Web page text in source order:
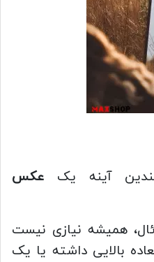
آینه یک عکس
همیشه نیازی نیست
بالایی داشته یا یک